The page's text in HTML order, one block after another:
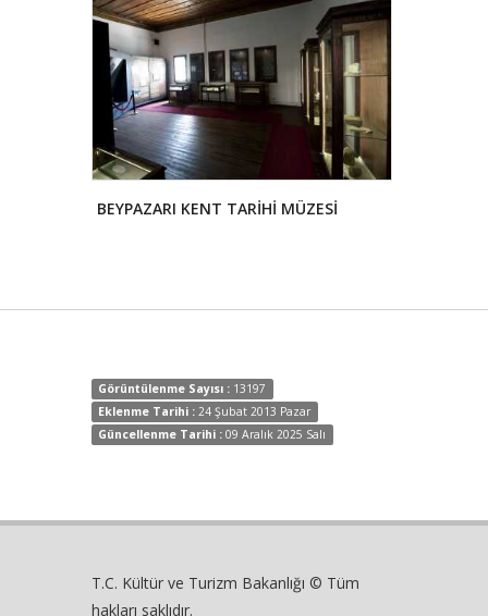
BEYPAZARI KENT TARİHİ MÜZESİ
Görüntülenme Sayısı : 13197
Eklenme Tarihi : 24 Şubat 2013 Pazar
Güncellenme Tarihi : 09 Aralık 2025 Salı
T.C. Kültür ve Turizm Bakanlığı © Tüm
hakları saklıdır.